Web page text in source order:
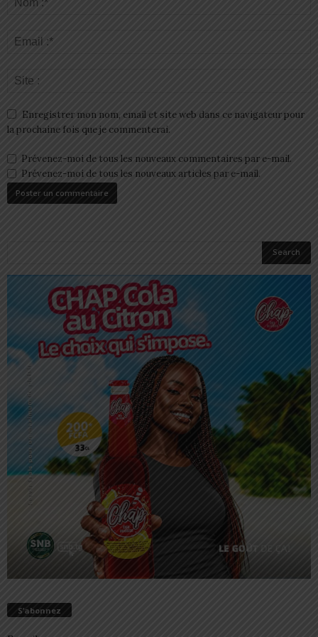
Enregistrer mon nom, email et site web dans ce navigateur pour
la prochaine fois que je commenterai.
Prévenez-moi de tous les nouveaux commentaires par e-mail.
Prévenez-moi de tous les nouveaux articles par e-mail.
S’abonnez